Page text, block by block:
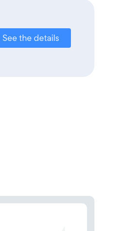
See the details